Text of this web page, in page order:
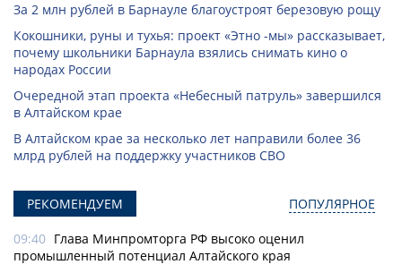
За 2 млн рублей в Барнауле благоустроят березовую рощу
Кокошники, руны и тухья: проект «Этно -мы» рассказывает,
почему школьники Барнаула взялись снимать кино о
народах России
Очередной этап проекта «Небесный патруль» завершился
в Алтайском крае
В Алтайском крае за несколько лет направили более 36
млрд рублей на поддержку участников СВО
РЕКОМЕНДУЕМ ПОПУЛЯРНОЕ
09:40 Глава Минпромторга РФ высоко оценил
промышленный потенциал Алтайского края